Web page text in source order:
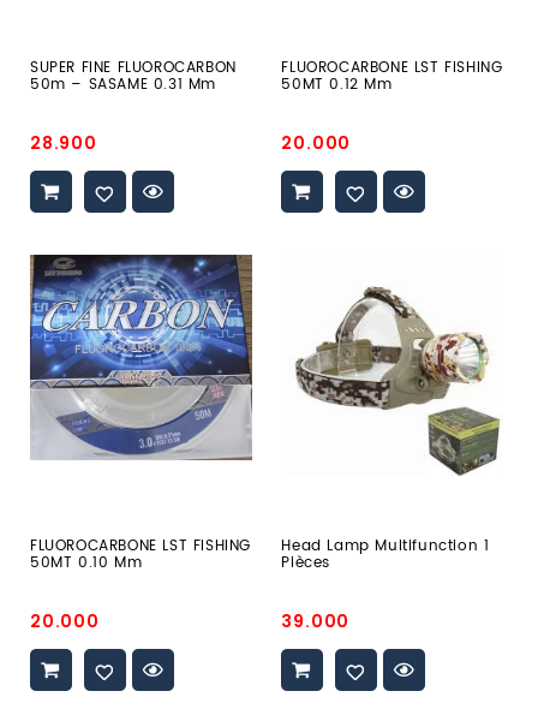
SUPER FINE FLUOROCARBON
50m – SASAME 0.31 Mm
Prix
promo
28.900
FLUOROCARBONE LST FISHING
50MT 0.12 Mm
Prix
promo
20.000
FLUOROCARBONE
LST
FISHING
50MT
0.10
Mm
FLUOROCARBONE LST FISHING
50MT 0.10 Mm
Prix
promo
20.000
multifunction
Pièces
Head Lamp Multifunction 1
Pièces
Prix
promo
39.000